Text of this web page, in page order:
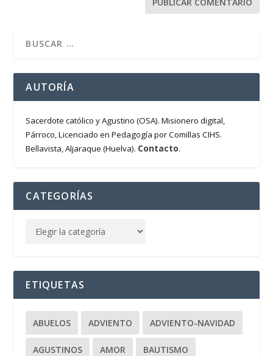
AUTORÍA
Sacerdote católico y Agustino (OSA). Misionero digital,
Párroco, Licenciado en Pedagogía por Comillas CIHS.
Bellavista, Aljaraque (Huelva). Contacto.
CATEGORÍAS
ETIQUETAS
ABUELOS ADVIENTO ADVIENTO-NAVIDAD
AGUSTINOS AMOR BAUTISMO